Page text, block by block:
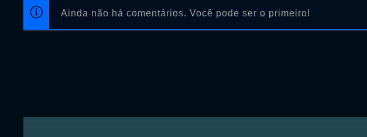
Ainda não há comentários. Você pode ser o primeiro!